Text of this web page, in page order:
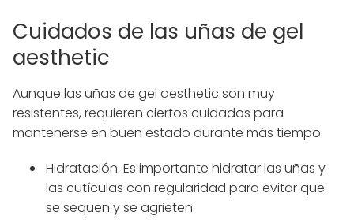
Cuidados de las uñas de gel
aesthetic
Aunque las uñas de gel aesthetic son muy
resistentes, requieren ciertos cuidados para
mantenerse en buen estado durante más tiempo:
Hidratación: Es importante hidratar las uñas y
las cutículas con regularidad para evitar que
se sequen y se agrieten.